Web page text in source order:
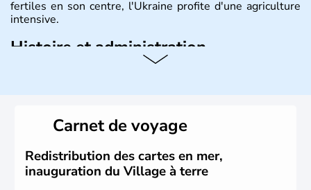
fertiles en son centre, l'Ukraine profite d'une agriculture
intensive.
Histoire et administration
remonte au 24 août 1991. Sébastopol, Karkhov et
Odessa sont les principales villes d'Ukraine.
Carnet de voyage
Redistribution des cartes en mer,
inauguration du Village à terre